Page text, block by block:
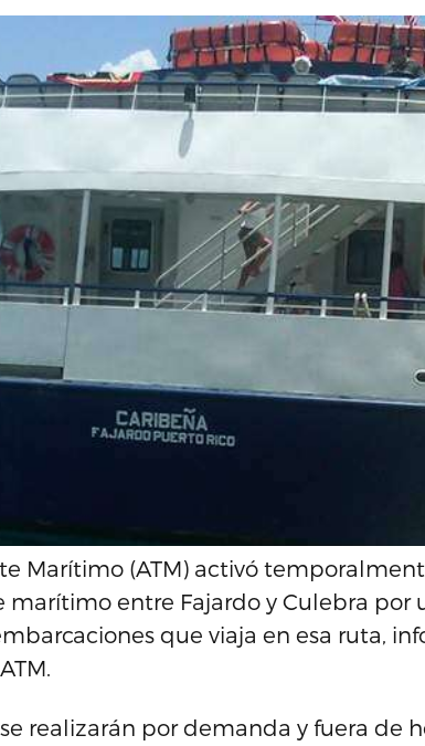
Marítimo (ATM) activó
entre Fajardo y Culebra por
que viaja en esa ruta,
realizarán por demanda y fuera de